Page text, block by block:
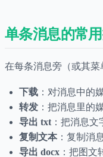
单条消息的常
在每条消息旁（或其菜
下载 ：对消息中的
转发 ：把消息里的
导出 txt ：把消息
复制文本：复制消
导出 docx ：把图文